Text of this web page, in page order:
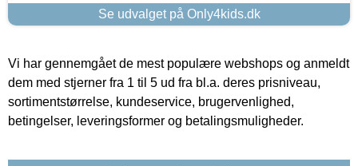
Se udvalget på Only4kids.dk
Vi har gennemgået de mest populære webshops og anmeldt
dem med stjerner fra 1 til 5 ud fra bl.a. deres prisniveau,
sortimentstørrelse, kundeservice, brugervenlighed,
betingelser, leveringsformer og betalingsmuligheder.